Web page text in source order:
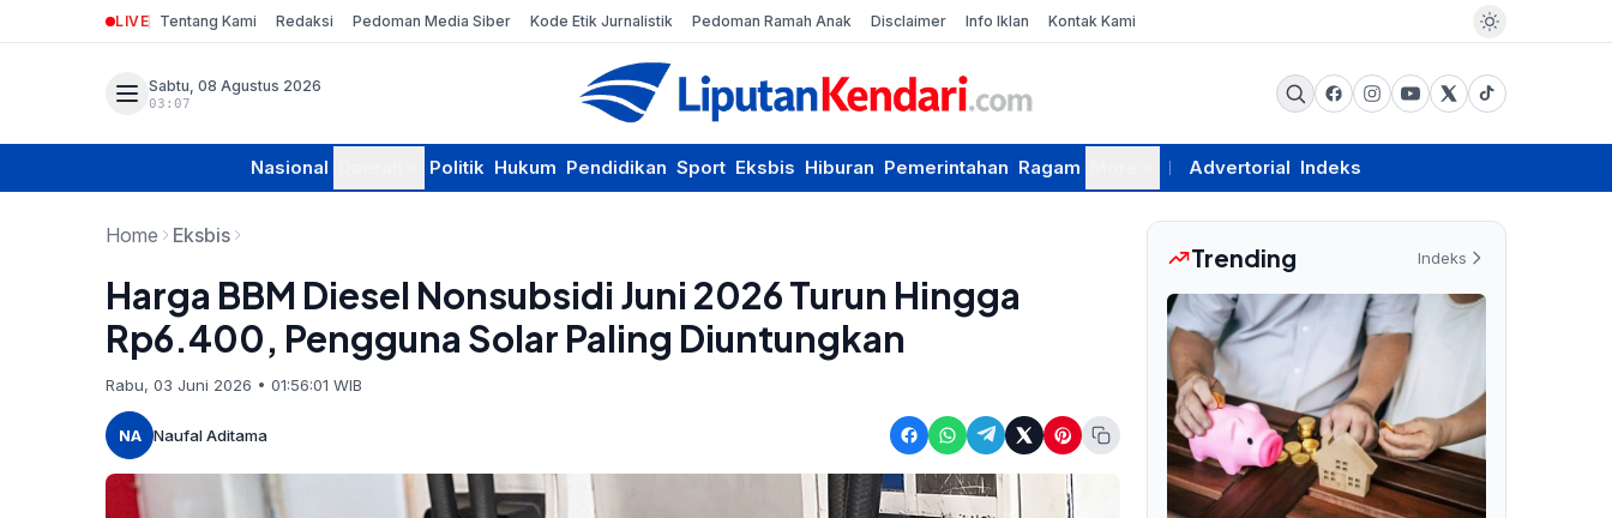
LIVE Tentang Kami Redaksi Pedoman Media Siber Kode Etik Jurnalistik Pedoman Ramah Anak Disclaimer Info Iklan Kontak Kami
Sabtu, 08 Agustus 2026
03:07
Nasional Politik Hukum Pendidikan Sport Eksbis Hiburan Pemerintahan Ragam Advertorial Indeks
Home Eksbis
Harga BBM Diesel Nonsubsidi Juni 2026 Turun Hingga
Rp6.400, Pengguna Solar Paling Diuntungkan
Rabu, 03 Juni 2026 • 01:56:01 WIB
NA Naufal Aditama
Trending Indeks